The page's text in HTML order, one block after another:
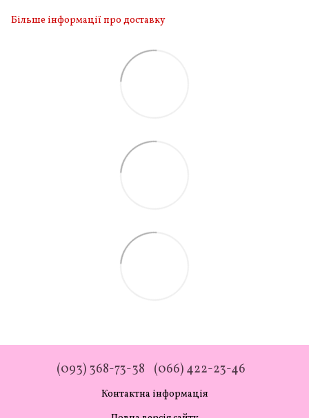
Більше інформації про доставку
(093) 368-73-38 (066) 422-23-46
Контактна інформація